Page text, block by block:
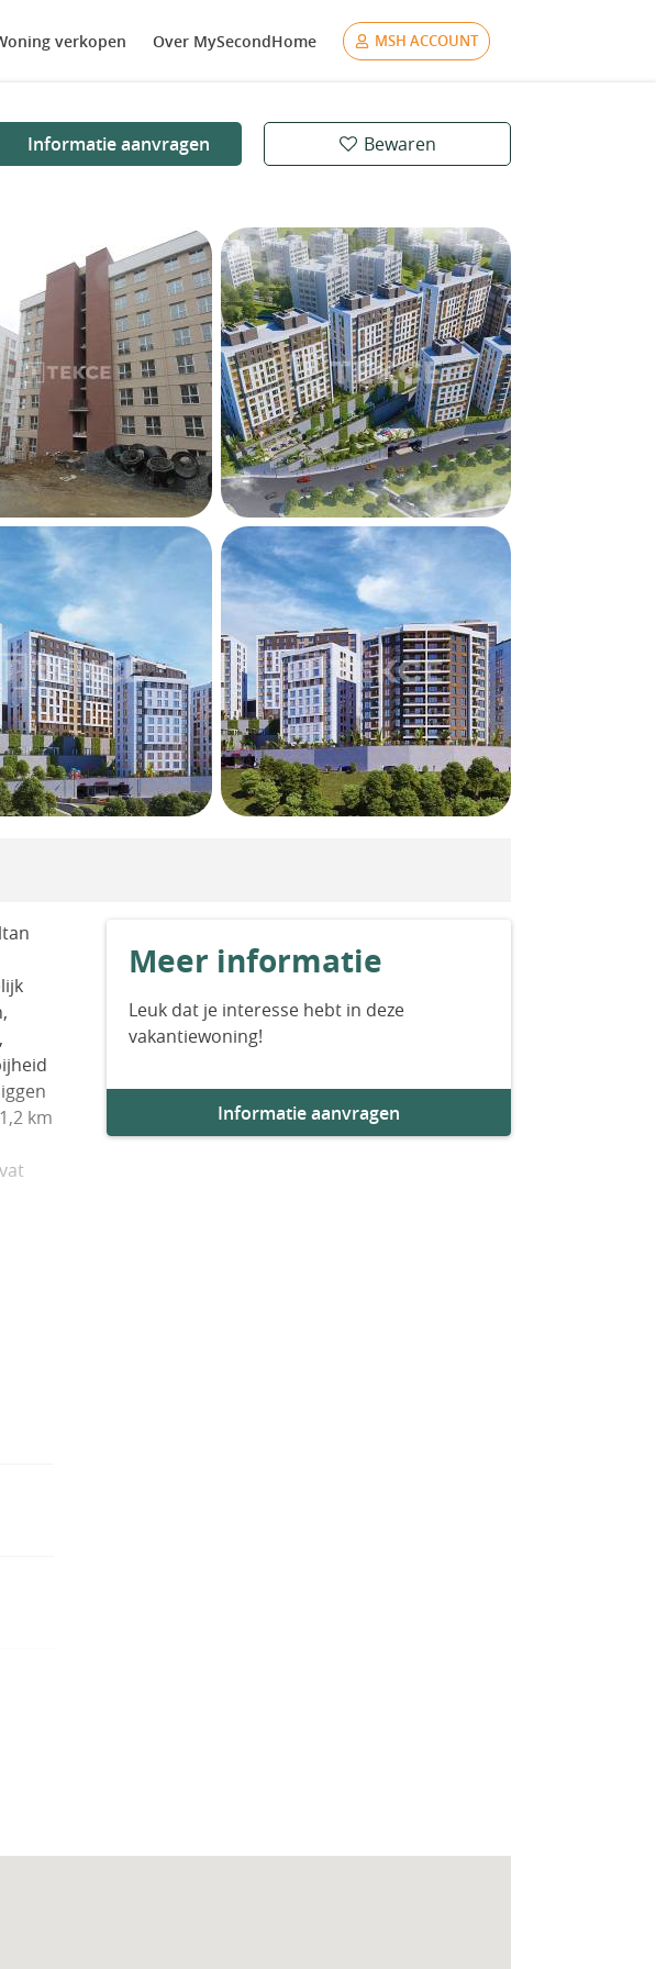
verkopen Over MySecondHome MSH ACCOUNT
Informatie aanvragen Bewaren
km
Meer informatie
Leuk dat je interesse hebt in deze
vakantiewoning!
Informatie aanvragen